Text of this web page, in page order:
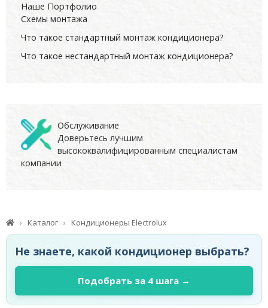
Наше Портфолио
Схемы монтажа
Что такое стандартный монтаж кондиционера?
Что такое нестандартный монтаж кондиционера?
Обслуживание
Доверьтесь лучшим
высококвалифицированным специалистам
компании
Каталог Кондиционеры Electrolux
Не знаете, какой кондиционер выбрать?
Подобрать за 4 шага →